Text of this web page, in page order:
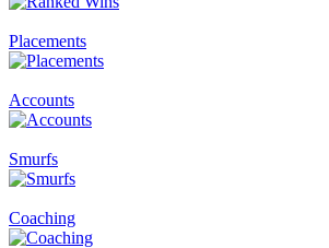
Placements
Accounts
Smurfs
Coaching